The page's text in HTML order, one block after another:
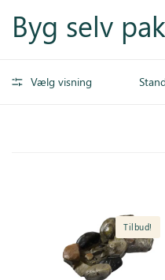
Byg selv
Vælg visning
Tilbud!
Byg selv